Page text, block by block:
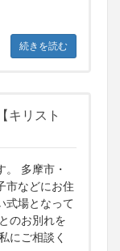
続きを読む
リスト
。 多摩市・
市などにお住
式場となって
のお別れを
にご相談く